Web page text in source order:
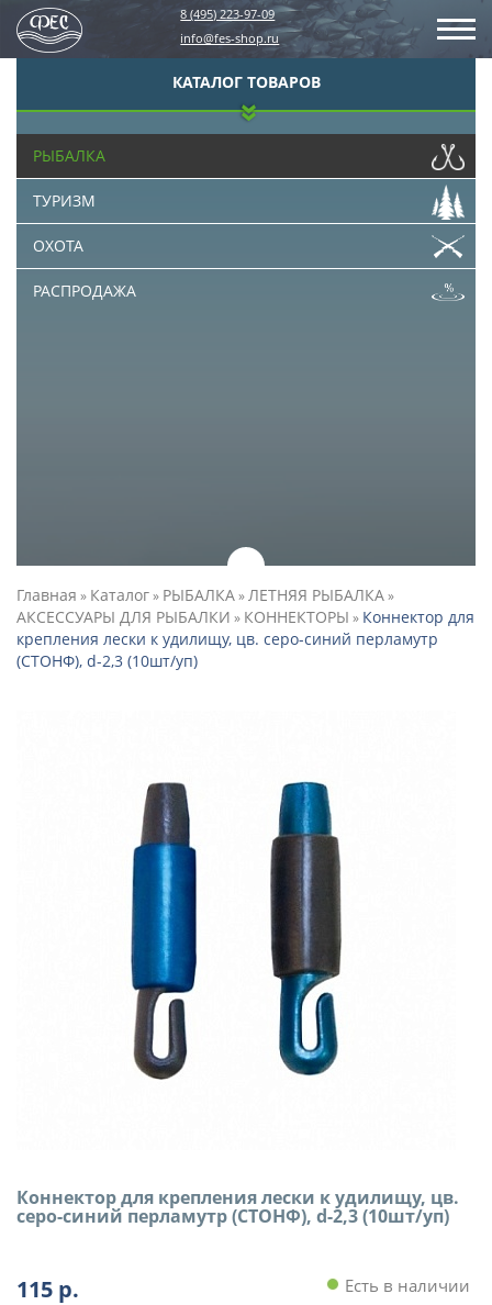
8 (495) 223-97-09
info@fes-shop.ru
КАТАЛОГ ТОВАРОВ
РЫБАЛКА
ТУРИЗМ
ОХОТА
РАСПРОДАЖА
Главная » Каталог» РЫБАЛКА»ЛЕТНЯЯ РЫБАЛКА»
АКСЕССУАРЫ ДЛЯ РЫБАЛКИ » КОННЕКТОРЫ » Коннектор для
крепления лески к удилищу, цв. серо-синий перламутр
(СТОНФ), d-2,3 (10шт/уп)
Коннектор для крепления лески к удилищу, цв.
серо-синий перламутр (СТОНФ), d-2,3 (10шт/уп)
115 р. Есть в наличии